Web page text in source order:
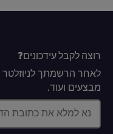
רוצה לקבל עידכונים?
לאחר הרשמתך לניוזלטר
מבצעים ועוד.
נא למלא את כתובת